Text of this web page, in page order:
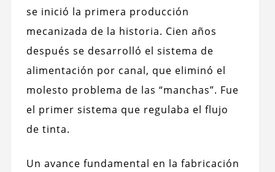
se inició la primera producción
mecanizada de la historia. Cien años
después se desarrolló el sistema de
alimentación por canal, que eliminó el
molesto problema de las “manchas”. Fue
el primer sistema que regulaba el flujo
de tinta.
Un avance fundamental en la fabricación